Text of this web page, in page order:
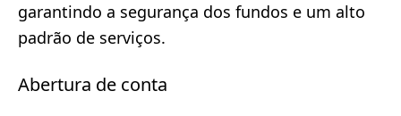
garantindo a segurança dos fundos e um alto
padrão de serviços.
Abertura de conta